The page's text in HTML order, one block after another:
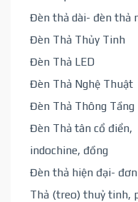
Đèn thả dài- đèn thả
Đèn Thả Thủy Tinh
Đèn Thả LED
Đèn Thả Nghệ Thuật
Đèn Thả Thông Tầng
Đèn Thả tân cổ điển,
indochine, đồng
Đèn thả hiện đại-
Thả (treo) thuỷ tinh,